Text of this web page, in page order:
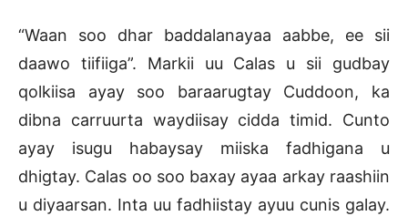
“Waan soo dhar baddalanayaa aabbe, ee sii
daawo tiifiiga”. Markii uu Calas u sii gudbay
qolkiisa ayay soo baraarugtay Cuddoon, ka
dibna carruurta waydiisay cidda timid. Cunto
ayay isugu habaysay miiska fadhigana u
dhigtay. Calas oo soo baxay ayaa arkay raashiin
u diyaarsan. Inta uu fadhiistay ayuu cunis galay.